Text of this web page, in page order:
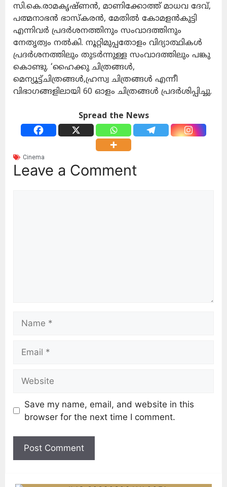
സി.കെ.രാമകൃഷ്ണൻ, മാണിക്കോത്ത് മാധവ ദേവ്,
പത്മനാഭൻ ഭാസ്കരൻ, മേതിൽ കോമളൻകുട്ടി
എന്നിവർ പ്രദർശനത്തിനും സംവാദത്തിനും
നേതൃത്വം നൽകി. നൂറ്റിമുപ്പതോളം വിദ്യാത്ഥികൾ
പ്രദർശനത്തിലും തുടർന്നുള്ള സംവാദത്തിലും പങ്കു
കൊണ്ടു. ‘ഹൈക്കു ചിത്രങ്ങൾ,
മെന്യൂട്ട്ചിത്രങ്ങൾ,ഹ്രസ്വ ചിത്രങ്ങൾ എന്നീ
വിഭാഗങ്ങളിലായി 60 ഓളം ചിത്രങ്ങൾ പ്രദർശിപ്പിച്ചു.
Spread the News
Cinema
Leave a Comment
Save my name, email, and website in this
browser for the next time I comment.